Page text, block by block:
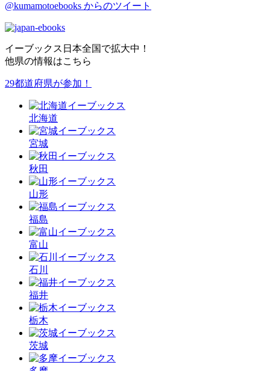
@kumamotoebooks からのツイート
イーブックス日本全国で拡大中！
他県の情報はこちら
29都道府県が参加！
北海道
宮城
秋田
山形
福島
富山
石川
福井
栃木
茨城